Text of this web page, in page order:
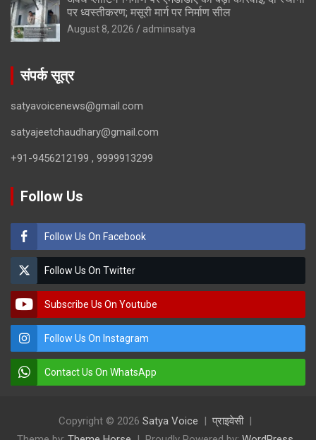
पर ध्वस्तीकरण; मसूरी मार्ग पर निर्माण सील
August 8, 2026 adminsatya
संपर्क सूत्र
satyavoicenews@gmail.com
satyajeetchaudhary@gmail.com
+91-9456212199 , 9999913299
Follow Us
Follow Us On Facebook
Follow Us On Twitter
Subscribe Us On Youtube
Follow Us On Instagram
Contact Us On WhatsApp
Copyright © 2026 Satya Voice
प्राइवेसी